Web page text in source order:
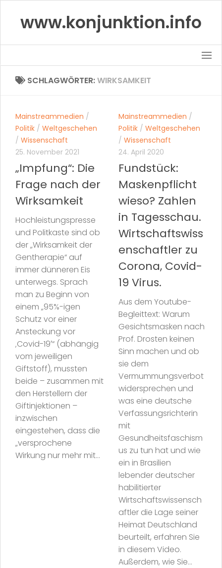
contentwww.konjunktion.info
SCHLAGWÖRTER:WIRKSAMKEIT
Mainstreammedien /
Politik / Weltgeschehen
/ Wissenschaft
25. November 2021
„Impfung“: Die
Frage nach der
Wirksamkeit
Hochleistungspresse
und Politkaste sind ob
der „Wirksamkeit der
Gentherapie“ auf
immer dünneren Eis
unterwegs. Sprach
man zu Beginn von
einem „95%-igen
Schutz vor einer
Ansteckung vor
‚Covid-19′“ (abhängig
vom jeweiligen
Giftstoff), mussten
beide – zusammen mit
den Herstellern der
Giftinjektionen –
inzwischen
eingestehen, dass die
„versprochene
Wirkung nur mehr mit...
Mainstreammedien /
Politik / Weltgeschehen
/ Wissenschaft
24. April 2020
Fundstück:
Maskenpflicht
wieso? Zahlen
in Tagesschau.
Wirtschaftswiss
enschaftler zu
Corona, Covid-
19 Virus.
Aus dem Youtube-
Begleittext: Warum
Gesichtsmasken nach
Prof. Drosten keinen
Sinn machen und ob
sie dem
Vermummungsverbot
widersprechen und
was eine deutsche
Verfassungsrichterin
mit
Gesundheitsfaschism
us zu tun hat und wie
ein in Brasilien
lebender deutscher
habilitierter
Wirtschaftswissensch
aftler die Lage seiner
Heimat Deutschland
beurteilt, erfahren Sie
in diesem Video.
Außerdem, wie Sie...